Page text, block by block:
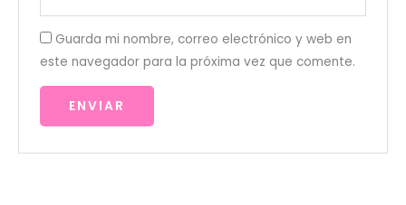
Guarda mi nombre, correo electrónico y web en
este navegador para la próxima vez que comente.